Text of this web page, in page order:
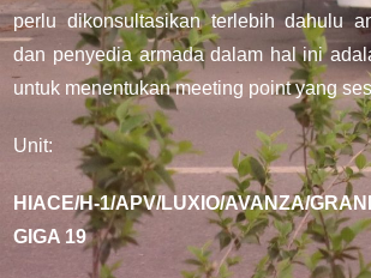
perlu dikonsultasikan terlebih dahulu
dan penyedia armada dalam hal ini
untuk menentukan meeting point yang
Unit:
HIACE/H-1/APV/LUXIO/AVANZA/
GIGA 19